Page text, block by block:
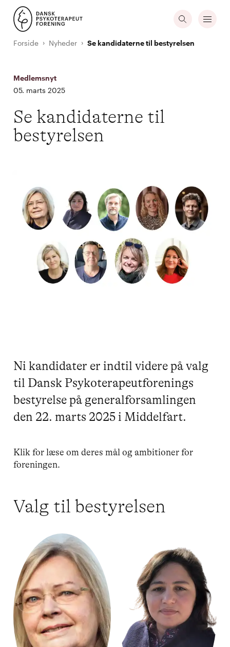
Forside Nyheder Se kandidaterne til bestyrelsen
Medlemsnyt
05. marts 2025
Se kandidaterne til
bestyrelsen
Ni kandidater er indtil videre på valg
til Dansk Psykoterapeutforenings
bestyrelse på generalforsamlingen
den 22. marts 2025 i Middelfart.
Klik for læse om deres mål og ambitioner for
foreningen.
Valg til bestyrelsen